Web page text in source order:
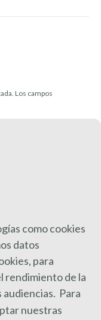
como cookies
datos
para
rendimiento de la
Para
nuestras
Los campos